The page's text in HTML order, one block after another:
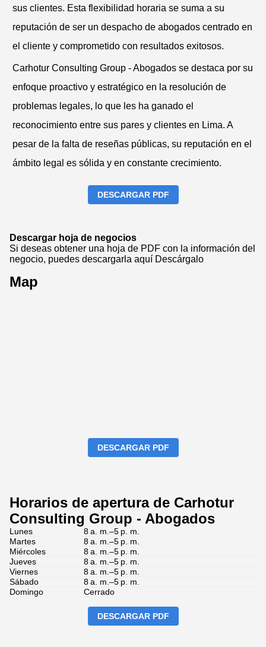
sus clientes. Esta flexibilidad horaria se suma a su
reputación de ser un despacho de abogados centrado en
el cliente y comprometido con resultados exitosos.
Carhotur Consulting Group - Abogados se destaca por su
enfoque proactivo y estratégico en la resolución de
problemas legales, lo que les ha ganado el
reconocimiento entre sus pares y clientes en Lima. A
pesar de la falta de reseñas públicas, su reputación en el
ámbito legal es sólida y en constante crecimiento.
DESCARGAR PDF
Descargar hoja de negocios
Si deseas obtener una hoja de PDF con la información del
negocio, puedes descargarla aquí Descárgalo
Map
DESCARGAR PDF
Horarios de apertura de Carhotur
Consulting Group - Abogados
Lunes
8 a. m.–5 p. m.
Martes
8 a. m.–5 p. m.
Miércoles
8 a. m.–5 p. m.
Jueves
8 a. m.–5 p. m.
Viernes
8 a. m.–5 p. m.
Sábado
8 a. m.–5 p. m.
Domingo
Cerrado
DESCARGAR PDF